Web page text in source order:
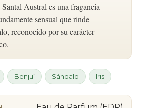
Austral es una fragancia
sensual que rinde
reconocido por su carácter
Benjuí Sándalo Iris